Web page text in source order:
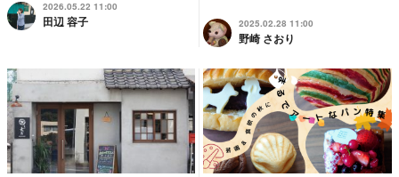
2026.05.22 11:00
田辺 容子 2025.02.28 11:00
野崎 さおり